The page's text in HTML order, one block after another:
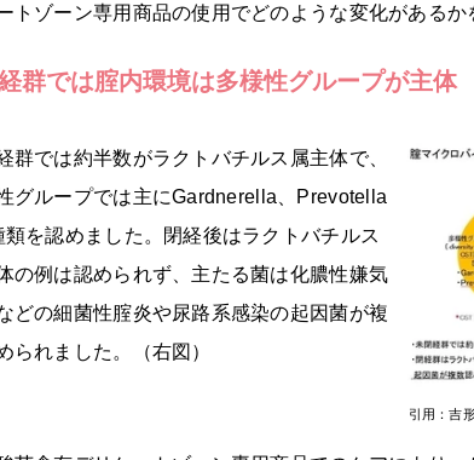
トゾーン専用商品の使用でどのような変化があるか
群では腟内環境は多様性グループが主体
群では約半数がラクトバチルス属主体で、
グループでは主にGardnerella、Prevotella
類を認めました。閉経後はラクトバチルス
の例は認められず、主たる菌は化膿性嫌気
どの細菌性腟炎や尿路系感染の起因菌が複
られました。（右図）
引用：吉